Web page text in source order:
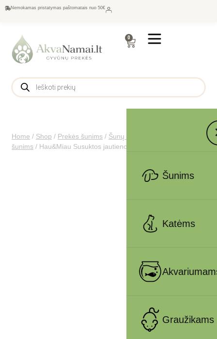
Nemokamas pristatymas paštomatais nuo 50€
0
Šunims
Katėms
Graužikams
Home / Shop / Prekės šunims / Šunų maistas
šunims / Hau&Miau Susuktos jautienos juostelės 500g